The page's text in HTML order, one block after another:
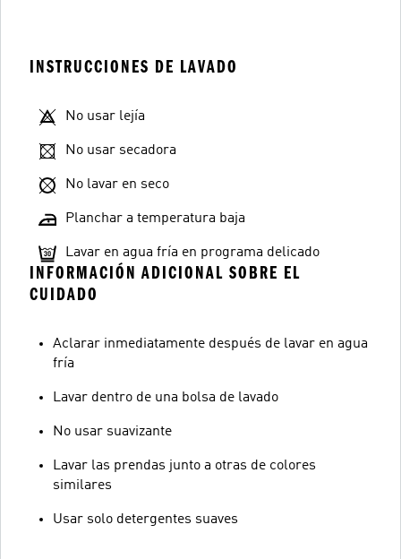
INSTRUCCIONES DE LAVADO
No usar lejía
No usar secadora
No lavar en seco
Planchar a temperatura baja
Lavar en agua fría en programa delicado
INFORMACIÓN ADICIONAL SOBRE EL
CUIDADO
Aclarar inmediatamente después de lavar en agua
fría
Lavar dentro de una bolsa de lavado
No usar suavizante
Lavar las prendas junto a otras de colores
similares
Usar solo detergentes suaves